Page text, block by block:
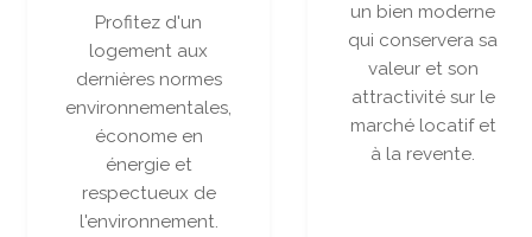
Profitez d'un
logement aux
dernières normes
environnementales,
économe en
énergie et
respectueux de
l'environnement.
un bien moderne
qui conservera sa
valeur et son
attractivité sur le
marché locatif et
à la revente.